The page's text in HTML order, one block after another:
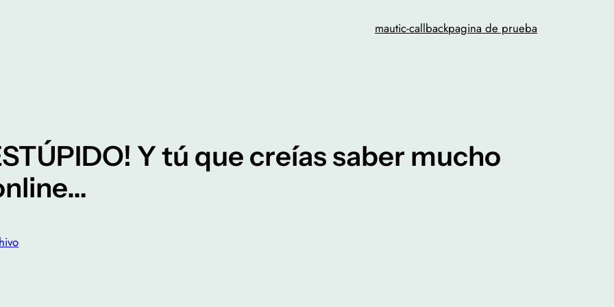
mautic-callbackpagina de prueba
Y tú que creías saber mucho